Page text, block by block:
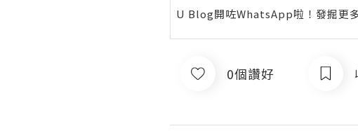
U Blog開咗WhatsApp啦！發掘更
0個讚好